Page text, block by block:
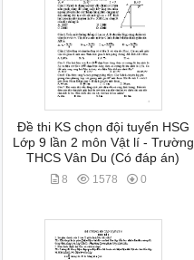
Đề thi KS chọn đội tuyển HSG
Lớp 9 lần 2 môn Vật lí - Trường
THCS Vân Du (Có đáp án)
8 1578 0